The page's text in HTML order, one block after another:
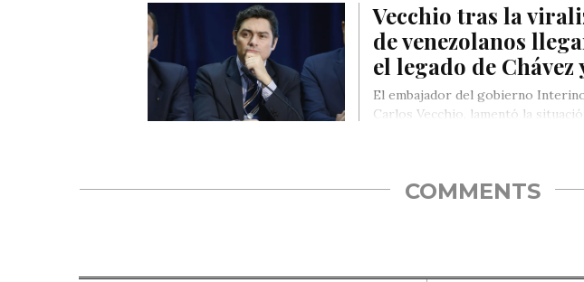
Vecchio tras la
de venezolanos
el legado de
El embajador del gobierno
Carlos Vecchio, lamentó la
COMMENTS